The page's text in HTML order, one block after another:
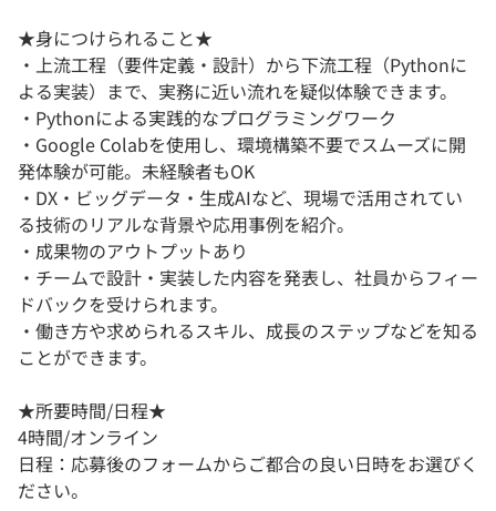
★身につけられること★
・上流工程（要件定義・設計）から下流工程（Pythonに
よる実装）まで、実務に近い流れを疑似体験できます。
・Pythonによる実践的なプログラミングワーク
・Google Colabを使用し、環境構築不要でスムーズに開
発体験が可能。未経験者もOK
・DX・ビッグデータ・生成AIなど、現場で活用されてい
る技術のリアルな背景や応用事例を紹介。
・成果物のアウトプットあり
・チームで設計・実装した内容を発表し、社員からフィー
ドバックを受けられます。
・働き方や求められるスキル、成長のステップなどを知る
ことができます。
★所要時間/日程★
4時間/オンライン
日程：応募後のフォームからご都合の良い日時をお選びく
ださい。